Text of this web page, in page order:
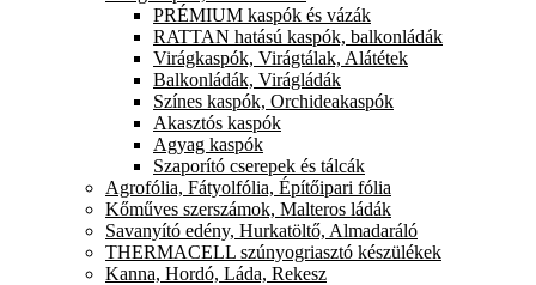
PRÉMIUM kaspók és vázák
RATTAN hatású kaspók, balkonládák
Virágkaspók, Virágtálak, Alátétek
Balkonládák, Virágládák
Színes kaspók, Orchideakaspók
Akasztós kaspók
Agyag kaspók
Szaporító cserepek és tálcák
Agrofólia, Fátyolfólia, Építőipari fólia
Kőműves szerszámok, Malteros ládák
Savanyító edény, Hurkatöltő, Almadaráló
THERMACELL szúnyogriasztó készülékek
Kanna, Hordó, Láda, Rekesz